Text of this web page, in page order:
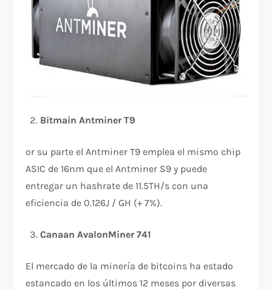
Bitmain Antminer T9
or su parte el Antminer T9 emplea el mismo chip
ASIC de 16nm que el Antminer S9 y puede
entregar un hashrate de 11.5TH/s con una
eficiencia de 0.126J / GH (+ 7%).
Canaan AvalonMiner 741
El mercado de la minería de bitcoins ha estado
estancado en los últimos 12 meses por diversas